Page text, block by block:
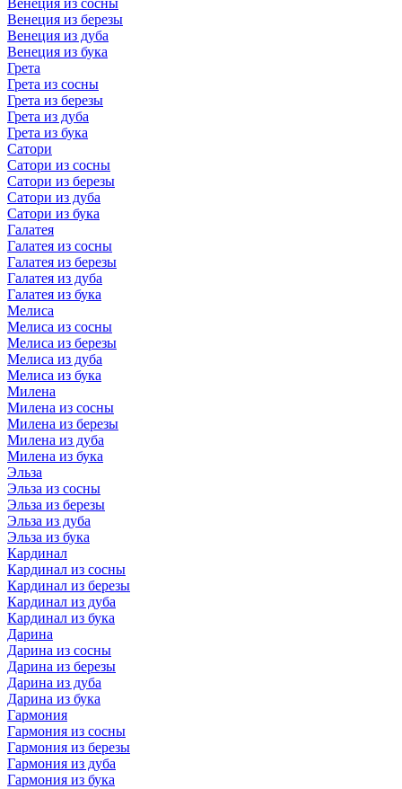
Венеция из сосны
Венеция из березы
Венеция из дуба
Венеция из бука
Грета
Грета из сосны
Грета из березы
Грета из дуба
Грета из бука
Сатори
Сатори из сосны
Сатори из березы
Сатори из дуба
Сатори из бука
Галатея
Галатея из сосны
Галатея из березы
Галатея из дуба
Галатея из бука
Мелиса
Мелиса из сосны
Мелиса из березы
Мелиса из дуба
Мелиса из бука
Милена
Милена из сосны
Милена из березы
Милена из дуба
Милена из бука
Эльза
Эльза из сосны
Эльза из березы
Эльза из дуба
Эльза из бука
Кардинал
Кардинал из сосны
Кардинал из березы
Кардинал из дуба
Кардинал из бука
Дарина
Дарина из сосны
Дарина из березы
Дарина из дуба
Дарина из бука
Гармония
Гармония из сосны
Гармония из березы
Гармония из дуба
Гармония из бука